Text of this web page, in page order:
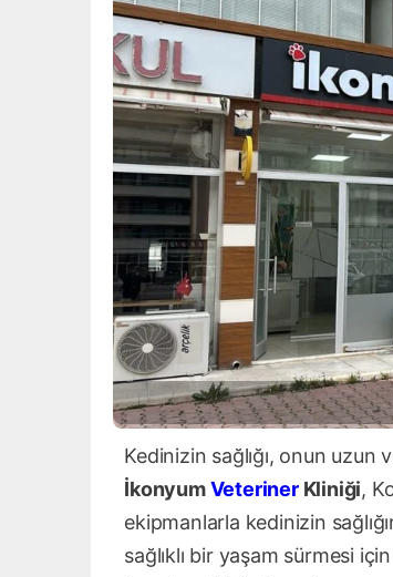
Kedinizin sağlığı, onun
İkonyumVeterinerKliniği,
ekipmanlarla kedinizin
sağlıklı bir yaşam sürmesi